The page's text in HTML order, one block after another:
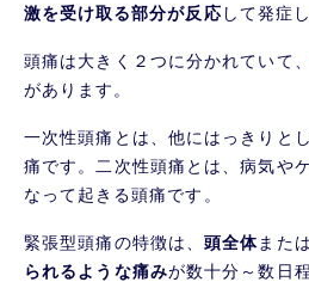
激を受け取る部分が反応 して発症
頭痛は大きく２つに分かれていて、
があります。
一次性頭痛とは、他にはっきりと
痛です。二次性頭痛とは、病気や
なって起きる頭痛です。
緊張型頭痛の特徴は、頭全体または
られるような痛みが数十分～数日